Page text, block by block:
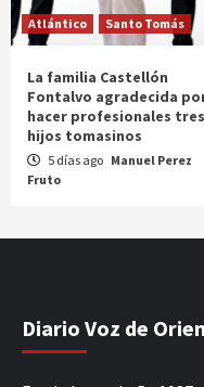
Atlántico Santo Tomás
La familia Castellón
Fontalvo agradecida
hacer profesionales tres
hijos tomasinos
5 días ago Manuel Perez
Fruto
Diario Voz de